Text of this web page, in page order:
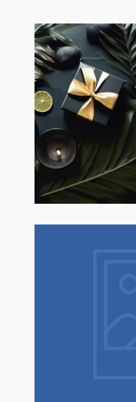
🖤BLACK
Novembre